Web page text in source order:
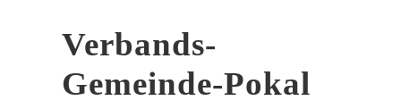
Verbands-
Gemeinde-Pokal